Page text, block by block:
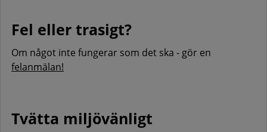
Fel eller trasigt?
Om något inte fungerar som det ska - gör en
felanmälan!
Tvätta miljövänligt